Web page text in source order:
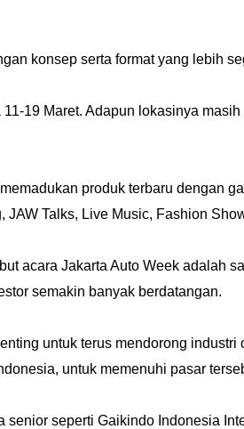
konsep serta format yang lebih
19 Maret. Adapun lokasinya
produk terbaru dengan
Talks, Live Music, Fashion
acara Jakarta Auto Week adalah
semakin banyak berdatangan.
untuk terus mendorong
untuk memenuhi pasar
seperti Gaikindo Indonesia